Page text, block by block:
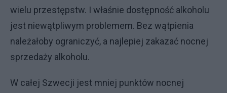
wielu przestępstw. I właśnie dostępność alkoholu
jest niewątpliwym problemem. Bez wątpienia
należałoby ograniczyć, a najlepiej zakazać nocnej
sprzedaży alkoholu.
W całej Szwecji jest mniej punktów nocnej